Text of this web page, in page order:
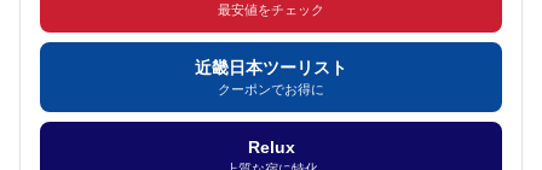
最安値をチェック
近畿日本ツーリスト
クーポンでお得に
Relux